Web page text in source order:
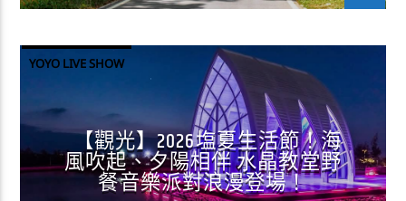
YOYO LIVE SHOW
【觀光】2026塩夏生活節！海
風吹起、夕陽相伴 水晶教堂野
餐音樂派對浪漫登場！